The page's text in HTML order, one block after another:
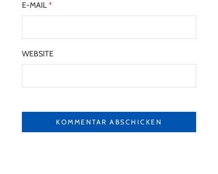
E-MAIL *
WEBSITE